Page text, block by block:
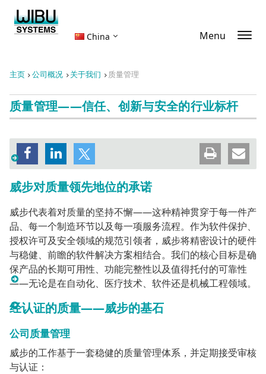
China Menu
主页 公司概况 关于我们 质量管理
质量管理——信任、创新与安全的行业标杆
威步对质量领先地位的承诺
威步代表着对质量的坚持不懈——这种精神贯穿于每一件产
品、每一个制造环节以及每一项服务流程。作为软件保护、
授权许可及安全领域的规范引领者，威步将精密设计的硬件
与稳健、前瞻的软件解决方案相结合。我们的核心目标是确
保产品的长期可用性、功能完整性以及值得托付的可靠性
——无论是在自动化、医疗技术、软件还是机械工程领域。
经认证的质量——威步的基石
公司质量管理
威步的工作基于一套稳健的质量管理体系，并定期接受审核
与认证：